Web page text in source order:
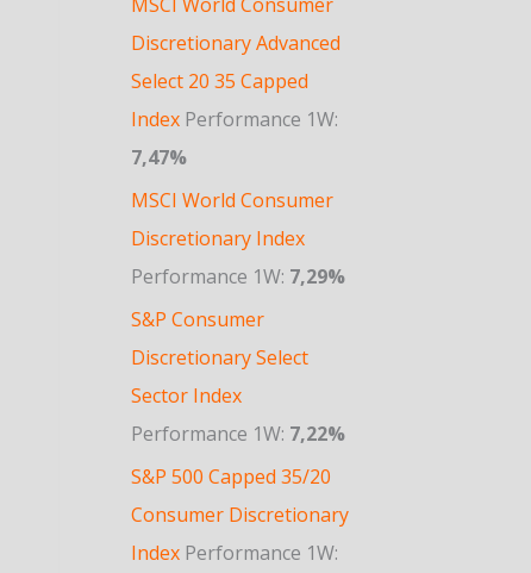
Discretionary Advanced
Select 20 35 Capped
IndexPerformance 1W:
7,47%
MSCI World Consumer
Discretionary Index
Performance 1W: 7,29%
S&P Consumer
Discretionary Select
Sector Index
Performance 1W: 7,22%
S&P 500 Capped 35/20
Consumer Discretionary
IndexPerformance 1W: